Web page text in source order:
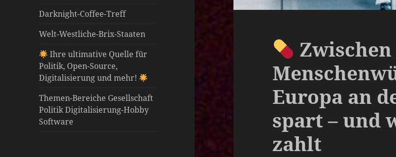
Darknight-Coffee-Treff
Welt-Westliche-Brix-Staaten
Ihre ultimative Quelle für
Politik, Open-Source,
Digitalisierung und mehr!
Themen-Bereiche Gesellschaft
Politik Digitalisierung-Hobby
Software
Europa an
spart – und
zahlt